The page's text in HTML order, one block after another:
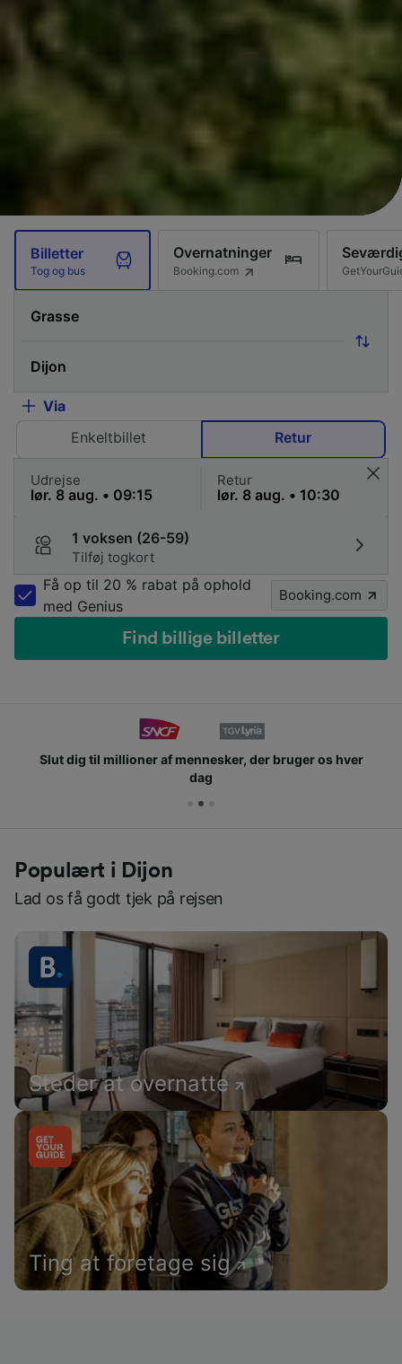
Billetter
Tog og bus
Overnatninger
Booking.com
Via
Enkeltbillet
Retur
Udrejse Retur
1 voksen (26-59)
Tilføj togkort
Få op til 20 % rabat på ophold
med Genius
Booking.com
Find billige billetter
Slut dig til millioner af mennesker, der bruger os hver
dag
Populært i Dijon
Lad os få godt tjek på rejsen
Steder at overnatte
Ting at foretage sig